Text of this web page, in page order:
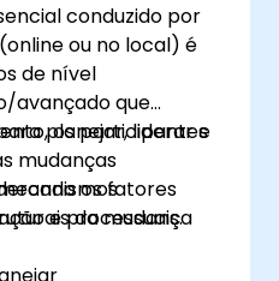
criados.
conduzido por
ou no local) é
de nível
avançado que
planejar, liderar e
mudanças
os fatores
e processuais.
os participantes
da mudança